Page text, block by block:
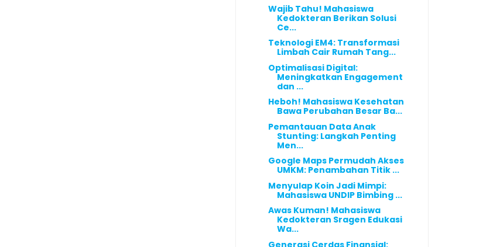
Wajib Tahu! Mahasiswa
Kedokteran Berikan Solusi
Ce...
Teknologi EM4: Transformasi
Limbah Cair Rumah Tang...
Optimalisasi Digital:
Meningkatkan Engagement
dan ...
Heboh! Mahasiswa Kesehatan
Bawa Perubahan Besar Ba...
Pemantauan Data Anak
Stunting: Langkah Penting
Men...
Google Maps Permudah Akses
UMKM: Penambahan Titik ...
Menyulap Koin Jadi Mimpi:
Mahasiswa UNDIP Bimbing ...
Awas Kuman! Mahasiswa
Kedokteran Sragen Edukasi
Wa...
Generasi Cerdas Finansial: